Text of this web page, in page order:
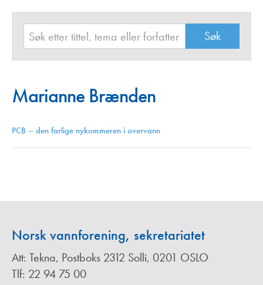
Marianne Brænden
PCB – den farlige nykommeren i overvann
Norsk vannforening, sekretariatet
Att: Tekna, Postboks 2312 Solli, 0201 OSLO
Tlf: 22 94 75 00